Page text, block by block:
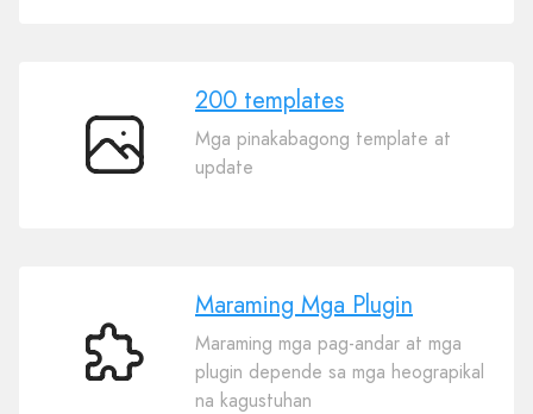
200
200 templates
Mga pinakabagong template at
update
Maraming
Maraming Mga Plugin
Maraming mga pag-andar at mga
plugin depende sa mga heograpikal
na kagustuhan